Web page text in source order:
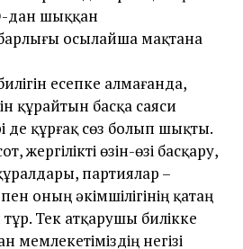
дан шыққан
осылайша мақтана
есепке алмағанда,
құрайтын басқа саяси
де құрғақ сөз болып шықты.
жергілікті өзін-өзі басқару,
партиялар –
оның әкімшілігінің қатаң
Тек атқарушы билікке
мемлекетіміздің негізі